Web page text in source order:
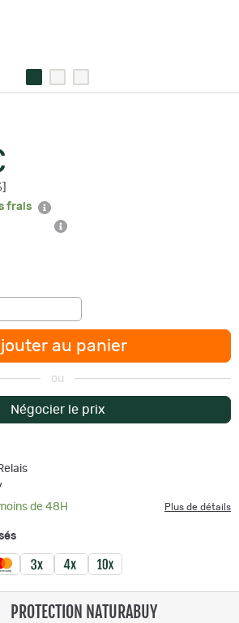
frais
au panier
ou
Négocier le prix
de 48H
Plus de détails
PROTECTION NATURABUY